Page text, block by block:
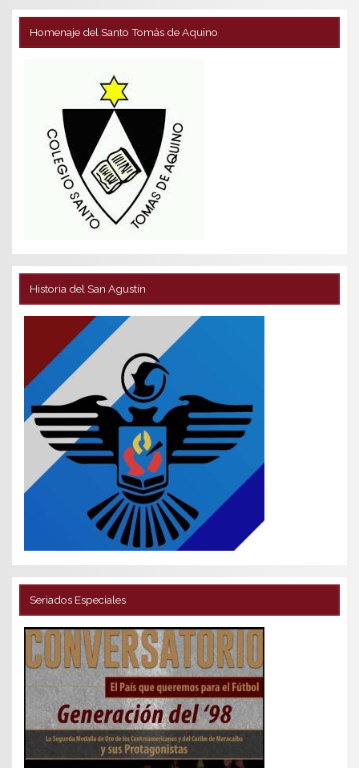
Homenaje del Santo Tomás de Aquino
Historia del San Agustín
Seriados Especiales